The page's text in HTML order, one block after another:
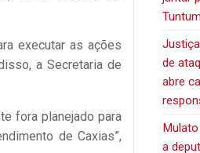
executar as ações
a Secretaria de
fora planejado para
de Caxias”,
Tuntum
de
abre
a